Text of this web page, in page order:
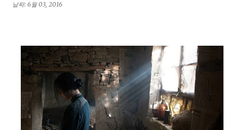
날짜: 6월 03, 2016